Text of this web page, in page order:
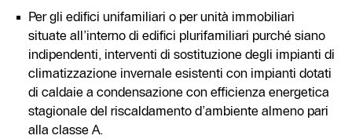
Per gli edifici unifamiliari o per unità immobiliari
situate all’interno di edifici plurifamiliari purché siano
indipendenti, interventi di sostituzione degli impianti di
climatizzazione invernale esistenti con impianti dotati
di caldaie a condensazione con efficienza energetica
stagionale del riscaldamento d’ambiente almeno pari
alla classe A.